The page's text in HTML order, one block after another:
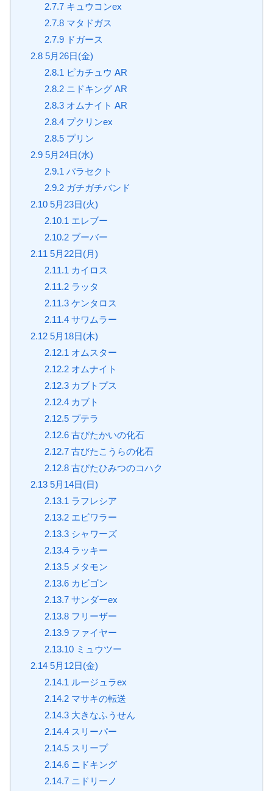
2.7.7キュウコンex
2.7.8マタドガス
2.7.9ドガース
2.85月26日(金)
2.8.1 ピカチュウ AR
2.8.2ニドキング AR
2.8.3オムナイト AR
2.8.4プクリンex
2.8.5プリン
2.95月24日(水)
2.9.1 パラセクト
2.9.2ガチガチバンド
2.105月23日(火)
2.10.1 エレブー
2.10.2ブーバー
2.11 5月22日(月)
2.11.1 カイロス
2.11.2ラッタ
2.11.3ケンタロス
2.11.4サワムラー
2.125月18日(木)
2.12.1 オムスター
2.12.2オムナイト
2.12.3カブトプス
2.12.4カブト
2.12.5プテラ
2.12.6古びたかいの化石
2.12.7古びたこうらの化石
2.12.8古びたひみつのコハク
2.135月14日(日)
2.13.1 ラフレシア
2.13.2エビワラー
2.13.3シャワーズ
2.13.4ラッキー
2.13.5メタモン
2.13.6カビゴン
2.13.7サンダーex
2.13.8フリーザー
2.13.9ファイヤー
2.13.10ミュウツー
2.145月12日(金)
2.14.1 ルージュラex
2.14.2マサキの転送
2.14.3大きなふうせん
2.14.4スリーパー
2.14.5スリープ
2.14.6ニドキング
2.14.7ニドリーノ